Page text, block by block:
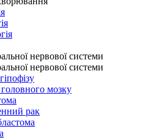
нервової системи
нервової системи
мозку
рак